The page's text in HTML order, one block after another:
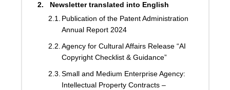
Newsletter translated into English
Publication of the Patent Administration
Annual Report 2024
Agency for Cultural Affairs Release “AI
Copyright Checklist & Guidance”
Small and Medium Enterprise Agency:
Intellectual Property Contracts –